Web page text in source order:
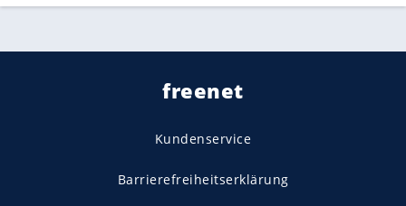
freenet
Kundenservice
Barrierefreiheitserklärung